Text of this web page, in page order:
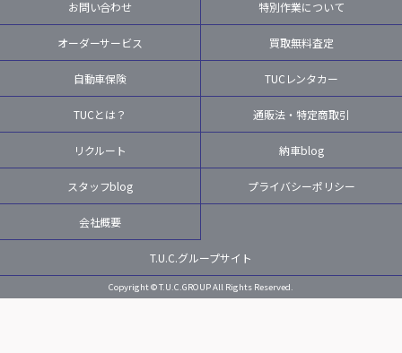
お問い合わせ 特別作業について
オーダーサービス 買取無料査定
自動車保険 TUCレンタカー
TUCとは？ 通販法・特定商取引
リクルート 納車blog
スタッフblog プライバシーポリシー
会社概要
T.U.C.グループサイト
Copyright © T.U.C.GROUP All Rights Reserved.